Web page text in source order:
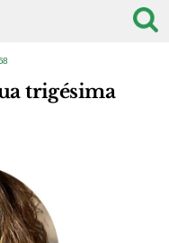
trigésima